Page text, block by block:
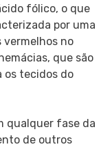
fólico, o que
por uma
vermelhos no
que são
os tecidos do
qualquer fase da
de outros